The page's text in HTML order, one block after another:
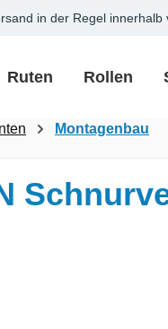
in der Regel innerhalb
Ruten Rollen
Montagenbau